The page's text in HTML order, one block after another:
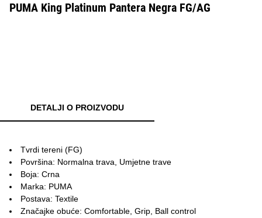
PUMA King Platinum Pantera Negra FG/AG
DETALJI O PROIZVODU
Tvrdi tereni (FG)
Površina: Normalna trava, Umjetne trave
Boja: Crna
Marka: PUMA
Postava: Textile
Značajke obuće: Comfortable, Grip, Ball control